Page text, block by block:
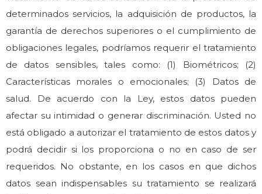
determinados servicios, la adquisición de productos, la
garantía de derechos superiores o el cumplimiento de
obligaciones legales, podríamos requerir el tratamiento
de datos sensibles, tales como: (1) Biométricos; (2)
Características morales o emocionales; (3) Datos de
salud. De acuerdo con la Ley, estos datos pueden
afectar su intimidad o generar discriminación. Usted no
está obligado a autorizar el tratamiento de estos datos y
podrá decidir si los proporciona o no en caso de ser
requeridos. No obstante, en los casos en que dichos
datos sean indispensables su tratamiento se realizará